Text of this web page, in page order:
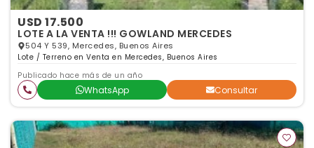
USD 17.500
LOTE A LA VENTA !!! GOWLAND MERCEDES
504 Y 539, Mercedes, Buenos Aires
Lote / Terreno en Venta en Mercedes, Buenos Aires
Publicado hace más de un año
WhatsApp Consultar